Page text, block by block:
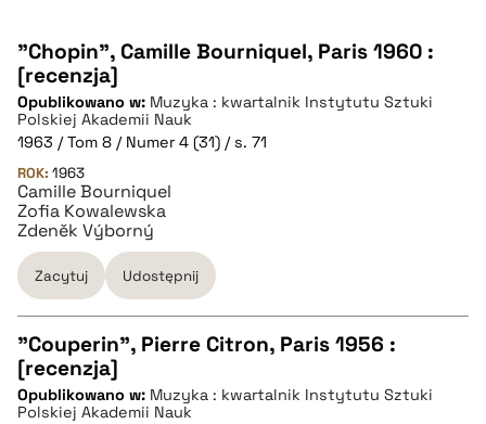
"Chopin", Camille Bourniquel, Paris 1960 :
[recenzja]
Opublikowano w: Muzyka : kwartalnik Instytutu Sztuki
Polskiej Akademii Nauk
1963 / Tom 8 / Numer 4 (31) / s. 71
ROK: 1963
Camille Bourniquel
Zofia Kowalewska
Zdeněk Výborný
Zacytuj Udostępnij
CZYSTY TEKST
"Couperin", Pierre Citron, Paris 1956 :
[recenzja]
Opublikowano w: Muzyka : kwartalnik Instytutu Sztuki
Polskiej Akademii Nauk